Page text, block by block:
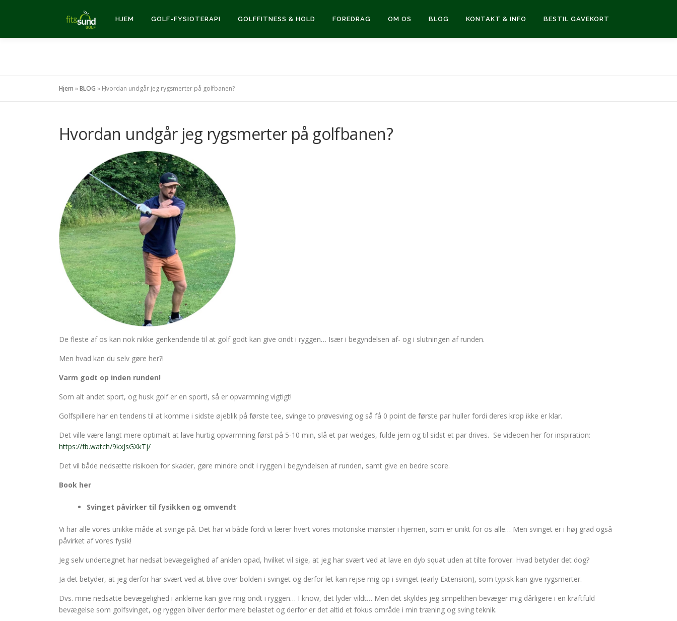
HJEM GOLF-FYSIOTERAPI GOLFFITNESS & HOLD FOREDRAG OM OS BLOG KONTAKT & INFO BESTIL GAVEKORT
Hjem »BLOG » Hvordan undgår jeg rygsmerter på golfbanen?
Hvordan undgår jeg rygsmerter på golfbanen?
De fleste af os kan nok nikke genkendende til at golf godt kan give ondt i ryggen… Især i begyndelsen af- og i slutningen af runden.
Men hvad kan du selv gøre her?!
Varm godt op inden runden!
Som alt andet sport, og husk golf er en sport!, så er opvarmning vigtigt!
Golfspillere har en tendens til at komme i sidste øjeblik på første tee, svinge to prøvesving og så få 0 point de første par huller fordi deres krop ikke er klar.
Det ville være langt mere optimalt at lave hurtig opvarmning først på 5-10 min, slå et par wedges, fulde jern og til sidst et par drives. Se videoen her for inspiration:
https://fb.watch/9kxJsGXkTj/
Det vil både nedsætte risikoen for skader, gøre mindre ondt i ryggen i begyndelsen af runden, samt give en bedre score.
Book her
Svinget påvirker til fysikken og omvendt
Vi har alle vores unikke måde at svinge på. Det har vi både fordi vi lærer hvert vores motoriske mønster i hjernen, som er unikt for os alle… Men svinget er i høj grad også
påvirket af vores fysik!
Jeg selv undertegnet har nedsat bevægelighed af anklen opad, hvilket vil sige, at jeg har svært ved at lave en dyb squat uden at tilte forover. Hvad betyder det dog?
Ja det betyder, at jeg derfor har svært ved at blive over bolden i svinget og derfor let kan rejse mig op i svinget (early Extension), som typisk kan give rygsmerter.
Dvs. mine nedsatte bevægelighed i anklerne kan give mig ondt i ryggen… I know, det lyder vildt… Men det skyldes jeg simpelthen bevæger mig dårligere i en kraftfuld
bevægelse som golfsvinget, og ryggen bliver derfor mere belastet og derfor er det altid et fokus område i min træning og sving teknik.